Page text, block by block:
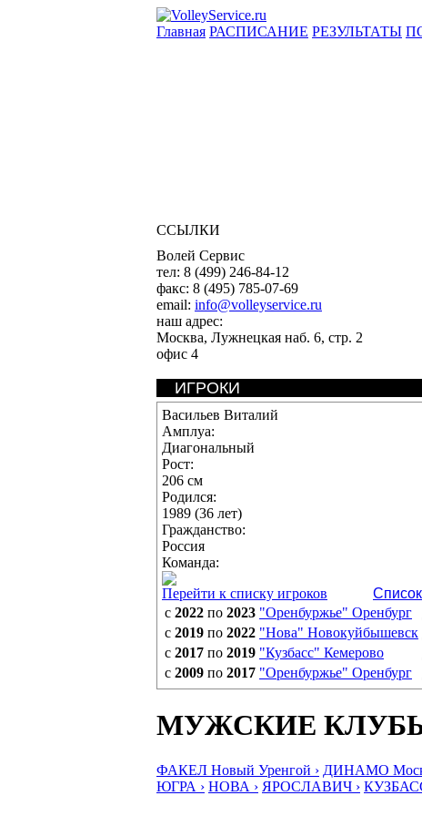
Главная РАСПИСАНИЕ РЕЗУЛЬТАТЫ
ССЫЛКИ
Волей Сервис
тел: 8 (499) 246-84-12
факс: 8 (495) 785-07-69
email: info@volleyservice.ru
наш адрес:
Москва, Лужнецкая наб. 6, стр. 2
офис 4
ИГРОКИ
Васильев Виталий
Амплуа:
Диагональный
Рост:
206 см
Родился:
1989 (36 лет)
Гражданство:
Россия
Команда:
Перейти к списку игроков
с 2022 по 2023 "Оренбуржье" Оренбург
с 2019 по 2022 "Нова" Новокуйбышевск
с 2017 по 2019 "Кузбасс" Кемерово
с 2009 по 2017 "Оренбуржье" Оренбург
МУЖСКИЕ
ФАКЕЛ Новый Уренгой › ДИНАМО
ЮГРА › НОВА › ЯРОСЛАВИЧ ›